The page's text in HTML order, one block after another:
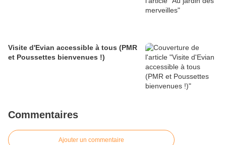
Visite d'Evian accessible à tous (PMR
et Poussettes bienvenues !)
Commentaires
Ajouter un commentaire